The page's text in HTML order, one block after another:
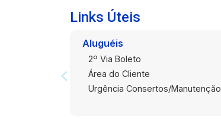
Links Úteis
Aluguéis
2º Via Boleto
Área do Cliente
Urgência Consertos/Manutenção